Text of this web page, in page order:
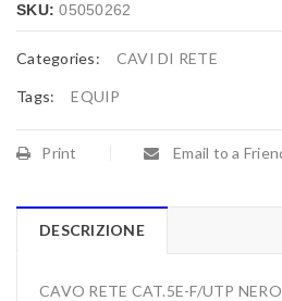
SKU:05050262
Categories: CAVI DI RETE
Tags: EQUIP
Print Email to a
DESCRIZIONE
CAVO RETE CAT.5E-F/UTP